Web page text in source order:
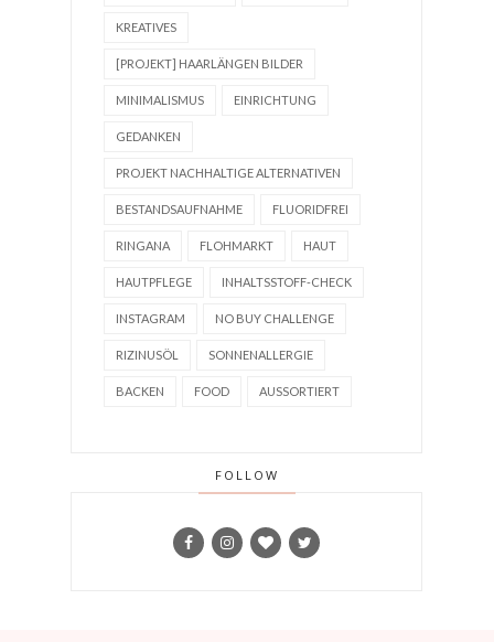
KREATIVES
[PROJEKT] HAARLÄNGEN BILDER
MINIMALISMUS EINRICHTUNG
GEDANKEN
PROJEKT NACHHALTIGE ALTERNATIVEN
BESTANDSAUFNAHME FLUORIDFREI
RINGANA FLOHMARKT HAUT
HAUTPFLEGE INHALTSSTOFF-CHECK
INSTAGRAM NO BUY CHALLENGE
RIZINUSÖL SONNENALLERGIE
BACKEN FOOD AUSSORTIERT
FOLLOW